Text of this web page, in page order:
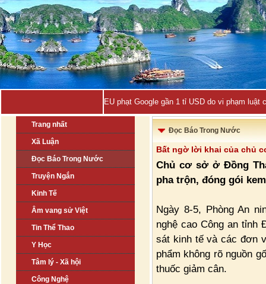
EU phạt Google gần 1 tỉ USD do vi phạm luật
Trang nhất
Xã Luận
Đọc Báo Trong Nước
Truyện Ngắn
Kinh Tế
Âm vang sử Việt
Tin Thể Thao
Y Học
Tâm lý - Xã hội
Công Nghệ
Đọc Báo Trong Nước
Bất ngờ lời khai của chủ
Chủ cơ sở ở Đồng
pha trộn, đóng gói
Ngày 8-5, Phòng An
nghệ cao Công an tỉnh
sát kinh tế và các đơn
phẩm không rõ nguồn
thuốc giảm cân.